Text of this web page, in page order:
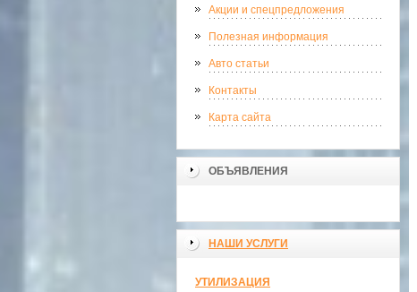
Акции и спецпредложения
Полезная информация
Авто статьи
Контакты
Карта сайта
ОБЪЯВЛЕНИЯ
НАШИ УСЛУГИ
УТИЛИЗАЦИЯ